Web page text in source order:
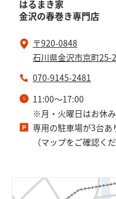
はるまき家
金沢の春巻き専門店
〒920-0848
石川県金沢市京町25-
070-9145-2481
11:00～17:00
※月・火曜日はお休
専用の駐車場が3台あ
（マップをご確認くだ